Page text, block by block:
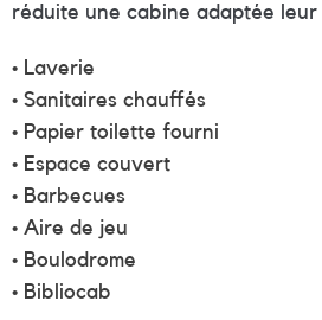
réduite une cabine adaptée
• Laverie
• Sanitaires chauffés
• Papier toilette fourni
• Espace couvert
• Barbecues
• Aire de jeu
• Boulodrome
• Bibliocab